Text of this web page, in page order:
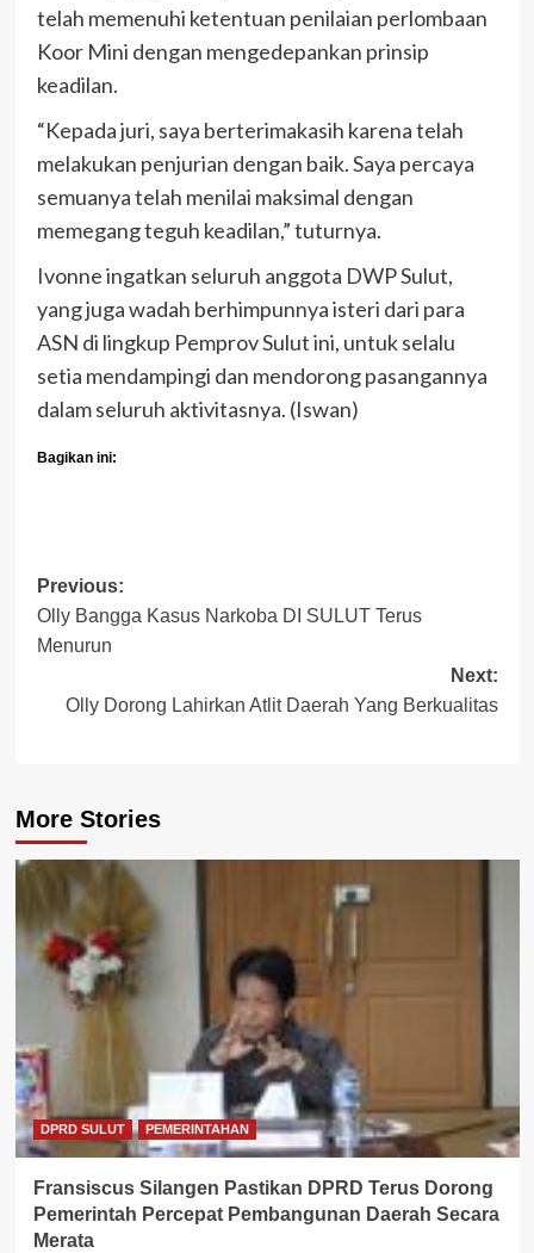
telah memenuhi ketentuan penilaian perlombaan
Koor Mini dengan mengedepankan prinsip
keadilan.
“Kepada juri, saya berterimakasih karena telah
melakukan penjurian dengan baik. Saya percaya
semuanya telah menilai maksimal dengan
memegang teguh keadilan,” tuturnya.
Ivonne ingatkan seluruh anggota DWP Sulut,
yang juga wadah berhimpunnya isteri dari para
ASN di lingkup Pemprov Sulut ini, untuk selalu
setia mendampingi dan mendorong pasangannya
dalam seluruh aktivitasnya. (Iswan)
Bagikan ini:
Post
navigation
Previous:
Olly Bangga Kasus Narkoba DI SULUT Terus
Menurun
Next:
Olly Dorong Lahirkan Atlit Daerah Yang Berkualitas
More Stories
DPRD SULUT PEMERINTAHAN
Fransiscus Silangen Pastikan DPRD Terus Dorong
Pemerintah Percepat Pembangunan Daerah Secara
Merata